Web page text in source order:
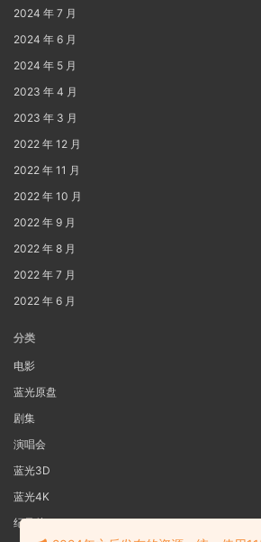
2024 年 7 月
2024 年 6 月
2024 年 5 月
2023 年 4 月
2023 年 3 月
2022 年 12 月
2022 年 11 月
2022 年 10 月
2022 年 9 月
2022 年 8 月
2022 年 7 月
2022 年 6 月
分类
电影
蓝光原盘
剧集
演唱会
蓝光3D
蓝光4K
纪录片